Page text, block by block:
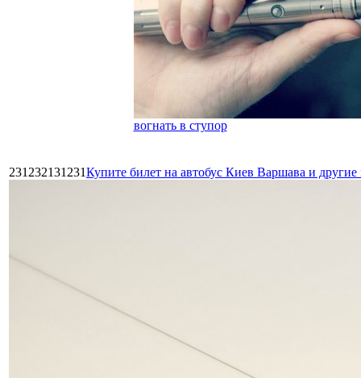
вогнать в ступор
231232131231Купите билет на автобус Киев Варшава и